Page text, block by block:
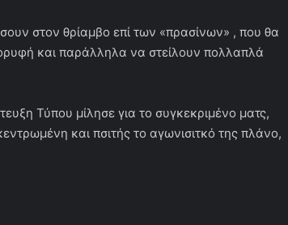
στον θρίαμβο επί των «πρασίνων» , που θα
και παράλληλα να στείλουν πολλαπλά
Τύπου μίλησε για το συγκεκριμένο ματς,
και πσιτής το αγωνισιτκό της πλάνο,